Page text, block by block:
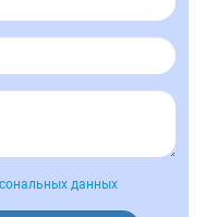
данных